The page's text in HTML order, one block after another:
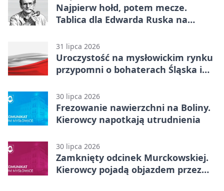
Najpierw hołd, potem mecze.
Tablica dla Edwarda Ruska na
31 lipca 2026
Uroczystość na mysłowickim rynku
przypomni o bohaterach Śląska i
30 lipca 2026
Frezowanie nawierzchni na Boliny.
Kierowcy napotkają utrudnienia
30 lipca 2026
Zamknięty odcinek Murckowskiej.
Kierowcy pojadą objazdem przez